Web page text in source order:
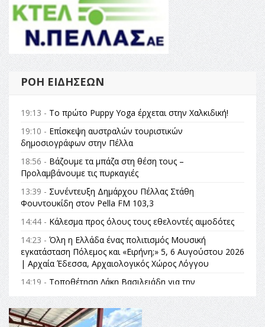
ΡΟΉ ΕΙΔΉΣΕΩΝ
19:13 - Το πρώτο Puppy Yoga έρχεται στην Χαλκιδική!
19:10 - Επίσκεψη αυστραλών τουριστικών
δημοσιογράφων στην Πέλλα
18:56 - Βάζουμε τα μπάζα στη θέση τους –
Προλαμβάνουμε τις πυρκαγιές
13:39 - Συνέντευξη Δημάρχου Πέλλας Στάθη
Φουντουκίδη στον Pella FM 103,3
14:44 - Κάλεσμα προς όλους τους εθελοντές αιμοδότες
14:23 - Όλη η Ελλάδα ένας πολιτισμός Μουσική
εγκατάσταση Πόλεμος και «Ειρήνη;» 5, 6 Αυγούστου 2026
| Αρχαία Έδεσσα, Αρχαιολογικός Χώρος Λόγγου
14:19 - Τοποθέτηση Λάκη Βασιλειάδη για την
Αναθεώρηση του Συντάγματος: «Σε τέτοιες κορυφαίες
θεσμικές διαδικασίες υπάρχει μόνο η ευθύνη απέναντι
στις επόμενες γενιές»